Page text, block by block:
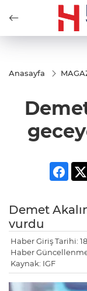
Anasayfa
Demet
vurdu
Haber Giriş Tarihi:
Haber Güncellenme
Kaynak: IGF